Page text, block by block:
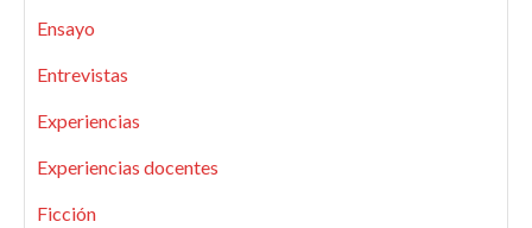
Ensayo
Entrevistas
Experiencias
Experiencias docentes
Ficción